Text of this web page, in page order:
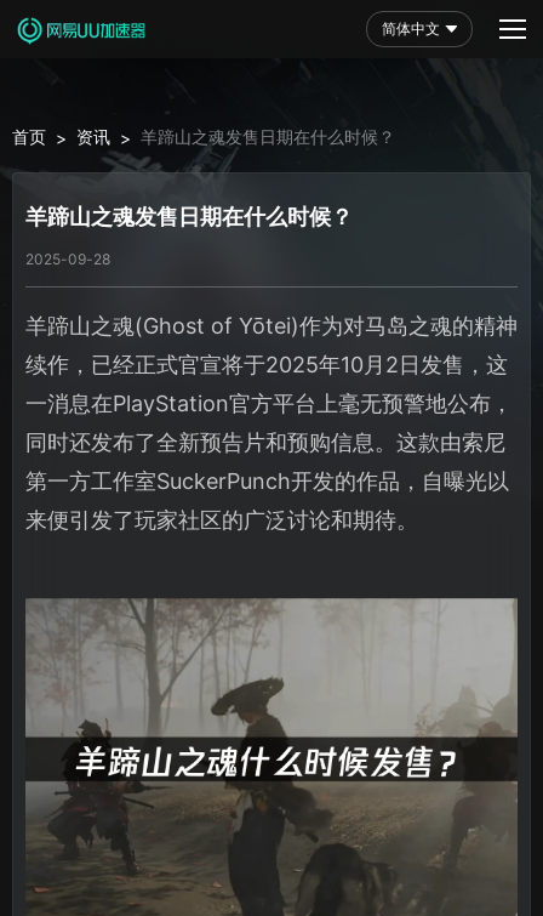
简体中文
首页 > 资讯 > 羊蹄山之魂发售日期在什么时候？
羊蹄山之魂发售日期在什么时候？
2025-09-28
羊蹄山之魂(Ghost of Yōtei)作为对马岛之魂的精神
续作，已经正式官宣将于2025年10月2日发售，这
一消息在PlayStation官方平台上毫无预警地公布，
同时还发布了全新预告片和预购信息。这款由索尼
第一方工作室SuckerPunch开发的作品，自曝光以
来便引发了玩家社区的广泛讨论和期待。